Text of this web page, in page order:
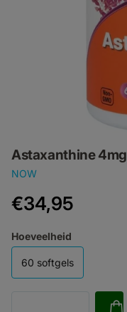
Astaxanthine 4mg
NOW
€34,95
Hoeveelheid
60 softgels